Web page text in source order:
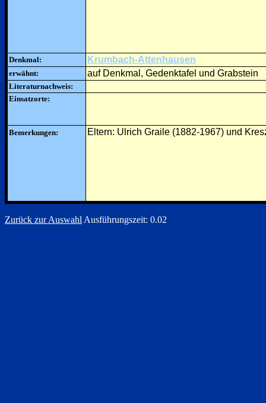
Denkmal: Krumbach-Attenhausen
erwähnt: auf Denkmal, Gedenktafel und Grabstein
Literaturnachweis:
Einsatzorte:
Bemerkungen: Eltern: Ulrich Graile (1882-1967) und
Zurück zur Auswahl Ausführungszeit: 0.02